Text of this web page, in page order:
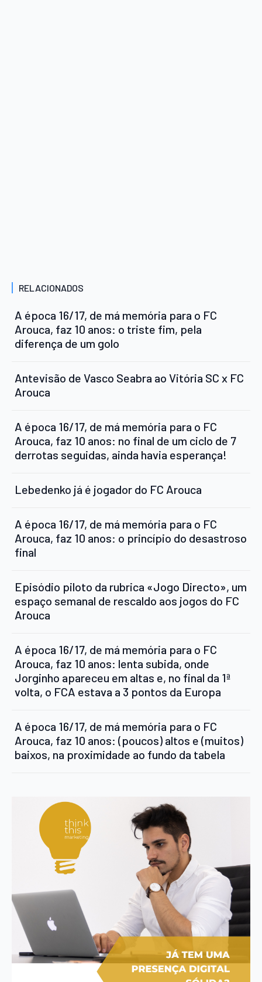
RELACIONADOS
A época 16/17, de má memória para o FC
Arouca, faz 10 anos: o triste fim, pela
diferença de um golo
Antevisão de Vasco Seabra ao Vitória SC x FC
Arouca
A época 16/17, de má memória para o FC
Arouca, faz 10 anos: no final de um ciclo de 7
derrotas seguidas, ainda havia esperança!
Lebedenko já é jogador do FC Arouca
A época 16/17, de má memória para o FC
Arouca, faz 10 anos: o princípio do desastroso
final
Episódio piloto da rubrica «Jogo Directo», um
espaço semanal de rescaldo aos jogos do FC
Arouca
A época 16/17, de má memória para o FC
Arouca, faz 10 anos: lenta subida, onde
Jorginho apareceu em altas e, no final da 1ª
volta, o FCA estava a 3 pontos da Europa
A época 16/17, de má memória para o FC
Arouca, faz 10 anos: (poucos) altos e (muitos)
baixos, na proximidade ao fundo da tabela